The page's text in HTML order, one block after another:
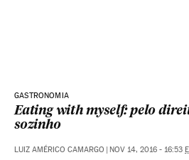
GASTRONOMIA
Eating with myself: pelo
sozinho
LUIZ AMÉRICO CAMARGO NOV 14, 2016 - 16:53